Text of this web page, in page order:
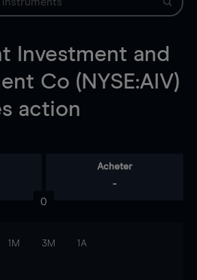
Investment and
Co (NYSE:AIV)
action
Acheter
-
0
1M 3M 1A